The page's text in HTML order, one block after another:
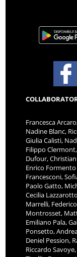
Francesca
Nadine Blanc,
Giulia Calisti,
Filippo
Dufour,
Enrico
Francesconi,
Paolo Gatto,
Cecilia
Marrelli,
Montrosset,
Emiliano Pala,
Ponsetto,
Deniel Pession,
Riccardo